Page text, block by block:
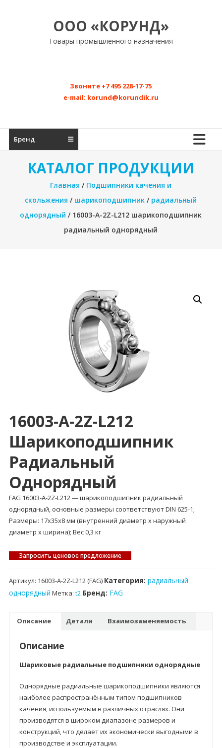
ООО «КОРУНД»
Товары промышленного назначения
Звоните +7 495 228-17-75
e-mail: korund@korundik.ru
Бренд
КАТАЛОГ ПРОДУКЦИИ
Главная / Подшипники качения и
скольжения / шарикоподшипник / радиальный
однорядный / 16003-A-2Z-L212 шарикоподшипник
радиальный однорядный
16003-A-2Z-L212
Шарикоподшипник
Радиальный
Однорядный
FAG 16003-A-2Z-L212 — шарикоподшипник радиальный
однорядный, основные размеры соответствуют DIN 625-1;
Размеры: 17x35x8 мм (внутренний диаметр x наружный
диаметр x ширина); Вес 0,3 кг
Запросить ценовое предложение
Артикул: 16003-A-2Z-L212 (FAG) Категория: радиальный
однорядный Метка: t2 Бренд: FAG
Описание Детали Взаимозаменяемость
Описание
Шариковые радиальные подшипники однорядные
Однорядные радиальные шарикоподшипники являются
наиболее распространённым типом подшипников
качения, используемым в различных отраслях. Они
производятся в широком диапазоне размеров и
конструкций, что делает их экономически выгодными в
производстве и эксплуатации.